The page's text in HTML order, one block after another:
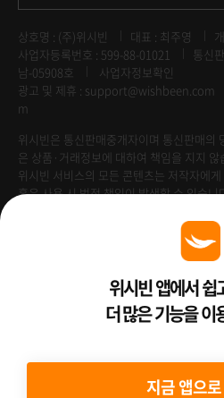
상호명 : (주)위시빈 대표 : 최주영
사업자등록번호 : 599-88-01021
통신
남-05908호
사업자정보확인
광고 및 제휴 : support@wishbeen.com
m
위시빈은 통신판매중개자이며 통신판매의
은 상품·거래정보에 대하여 책임을 지지 않
위시빈 서비스의 모든 콘텐츠는 저작자에
혹은 사용 시 법적 책임이 발생할 수 있습니
Venture Enterprise위시빈 앱에서 쉽
더 많은 기능을 이
지금 앱으